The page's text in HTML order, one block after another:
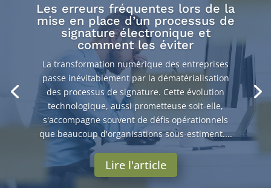
Les erreurs fréquentes lors de la
mise en place d’un processus de
signature électronique et
comment les éviter
La transformation numérique des entreprises
passe inévitablement par la dématérialisation
des processus de signature. Cette évolution
technologique, aussi prometteuse soit-elle,
s'accompagne souvent de défis opérationnels
que beaucoup d'organisations sous-estiment....
Lire l'article